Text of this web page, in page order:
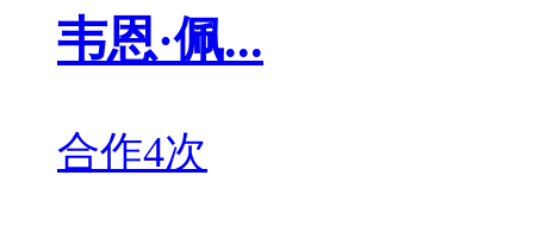
韦恩·佩...
合作4次